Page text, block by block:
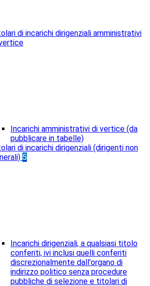
di incarichi dirigenziali amministrativi
Incarichi amministrativi di vertice (da
pubblicare in tabelle)
di incarichi dirigenziali (dirigenti non
5
Incarichi dirigenziali, a qualsiasi titolo
conferiti, ivi inclusi quelli conferiti
discrezionalmente dall'organo di
indirizzo politico senza procedure
pubbliche di selezione e titolari di